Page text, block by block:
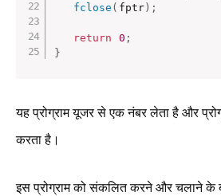
fclose ( fptr) ;
return 0 ;
}
यह प्रोग्राम यूजर से एक नंबर लेता है और
करता है।
इस प्रोग्राम को संकलित करने और चलाने